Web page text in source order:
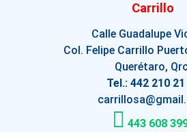
Carrillo
Calle Guadalupe
Col. Felipe Carrillo
Querétaro,
Tel.: 442 210 21
443 608